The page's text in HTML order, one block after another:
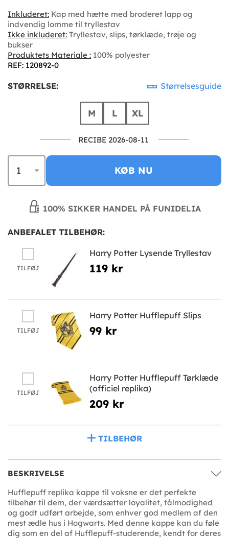
Inkluderet: Kap med hætte med broderet lapp og
indvendig lomme til tryllestav
Ikke inkluderet: Tryllestav, slips, tørklæde, trøje og
bukser
Produktets Materiale : 100% polyester
REF: 120892-0
STØRRELSE: Størrelsesguide
M L XL
RECIBE 2026-08-11
KØB NU
100% SIKKER HANDEL PÅ FUNIDELIA
ANBEFALET TILBEHØR:
TILFØJ
Harry Potter Lysende Tryllestav
119 kr
TILFØJ
Harry Potter Hufflepuff Slips
99 kr
TILFØJ
Harry Potter Hufflepuff Tørklæde
(officiel replika)
209 kr
TILBEHØR
BESKRIVELSE
Hufflepuff replika kappe til voksne er det perfekte
tilbehør til dem, der værdsætter loyalitet, tålmodighed
og godt udført arbejde, som enhver god medlem af den
mest ædle hus i Hogwarts. Med denne kappe kan du føle
dig som en del af Hufflepuff-studerende, kendt for deres